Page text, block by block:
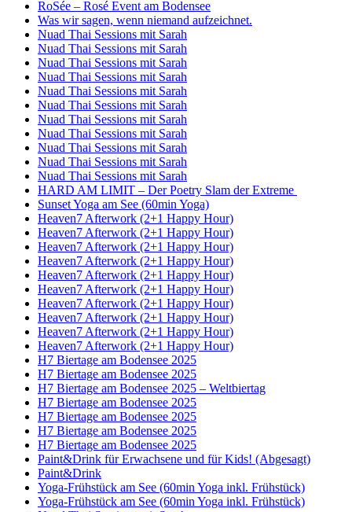
RoSée – Rosé Event am Bodensee
Was wir sagen, wenn niemand aufzeichnet.
Nuad Thai Sessions mit Sarah
Nuad Thai Sessions mit Sarah
Nuad Thai Sessions mit Sarah
Nuad Thai Sessions mit Sarah
Nuad Thai Sessions mit Sarah
Nuad Thai Sessions mit Sarah
Nuad Thai Sessions mit Sarah
Nuad Thai Sessions mit Sarah
Nuad Thai Sessions mit Sarah
Nuad Thai Sessions mit Sarah
Nuad Thai Sessions mit Sarah
HARD AM LIMIT – Der Poetry Slam der Extreme
Sunset Yoga am See (60min Yoga)
Heaven7 Afterwork (2+1 Happy Hour)
Heaven7 Afterwork (2+1 Happy Hour)
Heaven7 Afterwork (2+1 Happy Hour)
Heaven7 Afterwork (2+1 Happy Hour)
Heaven7 Afterwork (2+1 Happy Hour)
Heaven7 Afterwork (2+1 Happy Hour)
Heaven7 Afterwork (2+1 Happy Hour)
Heaven7 Afterwork (2+1 Happy Hour)
Heaven7 Afterwork (2+1 Happy Hour)
Heaven7 Afterwork (2+1 Happy Hour)
H7 Biertage am Bodensee 2025
H7 Biertage am Bodensee 2025
H7 Biertage am Bodensee 2025 – Weltbiertag
H7 Biertage am Bodensee 2025
H7 Biertage am Bodensee 2025
H7 Biertage am Bodensee 2025
H7 Biertage am Bodensee 2025
Paint&Drink für Erwachsene und für Kids! (Abgesagt)
Paint&Drink
Yoga-Frühstück am See (60min Yoga inkl. Frühstück)
Yoga-Frühstück am See (60min Yoga inkl. Frühstück)